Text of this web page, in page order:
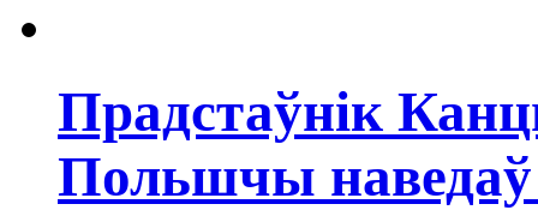
Прадстаўнік
Польшчы